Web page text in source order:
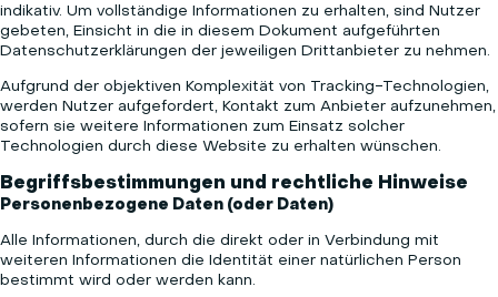
indikativ. Um vollständige Informationen zu erhalten, sind Nutzer
gebeten, Einsicht in die in diesem Dokument aufgeführten
Datenschutzerklärungen der jeweiligen Drittanbieter zu nehmen.
Aufgrund der objektiven Komplexität von Tracking-Technologien,
werden Nutzer aufgefordert, Kontakt zum Anbieter aufzunehmen,
sofern sie weitere Informationen zum Einsatz solcher
Technologien durch diese Website zu erhalten wünschen.
Begriffsbestimmungen und rechtliche Hinweise
Personenbezogene Daten (oder Daten)
Alle Informationen, durch die direkt oder in Verbindung mit
weiteren Informationen die Identität einer natürlichen Person
bestimmt wird oder werden kann.